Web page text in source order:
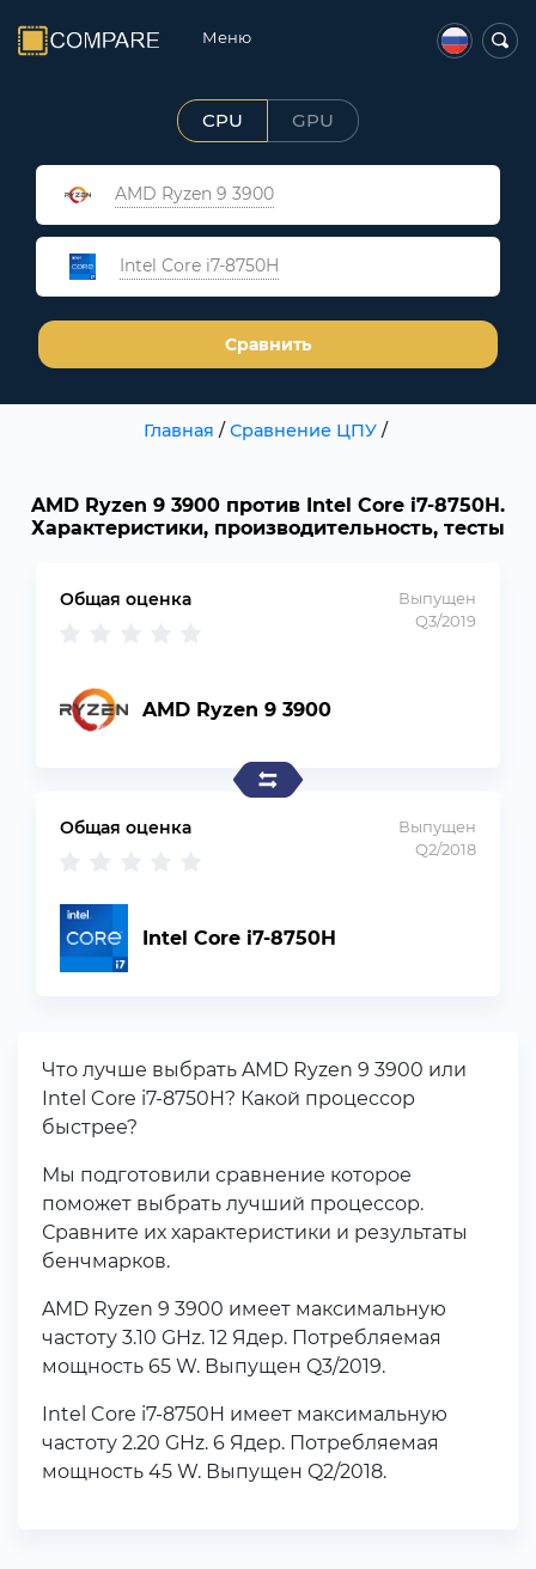
Меню
CPU GPU
AMD Ryzen 9 3900
Intel Core i7-8750H
Сравнить
Главная / Сравнение ЦПУ /
AMD Ryzen 9 3900 против Intel Core i7-8750H.
Характеристики, производительность, тесты
Общая оценка
Выпущен
Q3/2019
AMD Ryzen 9 3900
Выпущен
Q2/2018
Общая оценка
Intel Core i7-8750H
Что лучше выбрать AMD Ryzen 9 3900 или
Intel Core i7-8750H? Какой процессор
быстрее?
Мы подготовили сравнение которое
поможет выбрать лучший процессор.
Сравните их характеристики и результаты
бенчмарков.
AMD Ryzen 9 3900 имеет максимальную
частоту 3.10 GHz. 12 Ядер. Потребляемая
мощность 65 W. Выпущен Q3/2019.
Intel Core i7-8750H имеет максимальную
частоту 2.20 GHz. 6 Ядер. Потребляемая
мощность 45 W. Выпущен Q2/2018.